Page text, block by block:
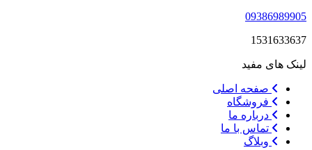
09386989905
1531633637
لینک های مفید
صفحه اصلی
فروشگاه
درباره ما
تماس با ما
وبلاگ